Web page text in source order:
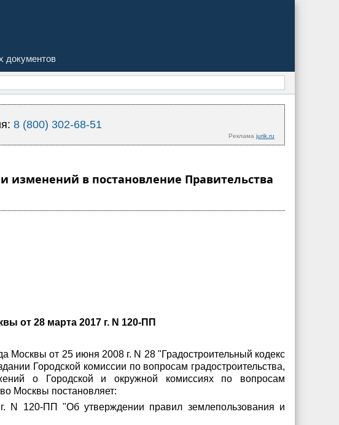
документов
8 (800) 302-68-51
Реклама jurik.ru
изменений в постановление Правительства
от 28 марта 2017 г. N 120-ПП
Москвыот 25 июня 2008 г. N 28"Градостроительный кодекс
Городской комиссии по вопросам градостроительства,
о Городской и окружной комиссиях по вопросам
Москвы постановляет:
N 120-ПП
"Об утверждении правил землепользования и